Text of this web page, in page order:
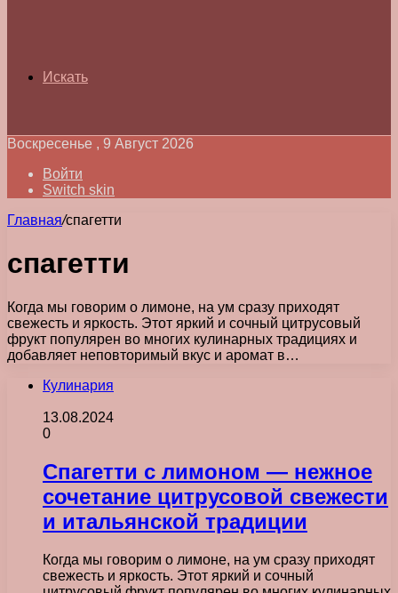
Искать
Воскресенье , 9 Август 2026
Войти
Switch skin
Главная/спагетти
спагетти
Когда мы говорим о лимоне, на ум сразу приходят
свежесть и яркость. Этот яркий и сочный цитрусовый
фрукт популярен во многих кулинарных традициях и
добавляет неповторимый вкус и аромат в…
Кулинария
13.08.2024
0
Спагетти с лимоном — нежное
сочетание цитрусовой свежести
и итальянской традиции
Когда мы говорим о лимоне, на ум сразу приходят
свежесть и яркость. Этот яркий и сочный